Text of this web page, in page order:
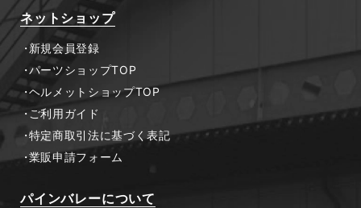
ネットショップ
新規会員登録
パーツショップTOP
ヘルメットショップTOP
ご利用ガイド
特定商取引法に基づく表記
業販申請フォーム
パインバレーについて